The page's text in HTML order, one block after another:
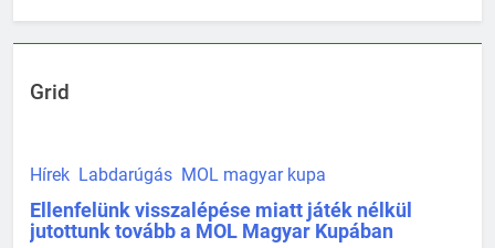
Grid
Hírek Labdarúgás MOL magyar kupa
Ellenfelünk visszalépése miatt játék nélkül
jutottunk tovább a MOL Magyar Kupában